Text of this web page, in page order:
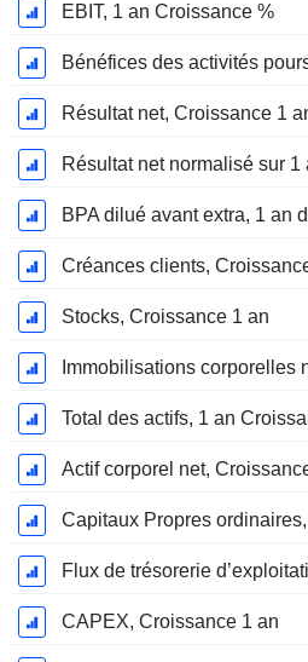
EBIT, 1 an Croissance %
Résultat net, Croissance 1
Résultat net normalisé sur 1
BPA dilué avant extra, 1 an
Créances clients,
Stocks, Croissance 1 an
Total des actifs, 1 an
Actif corporel net,
Capitaux Propres
CAPEX, Croissance 1 an